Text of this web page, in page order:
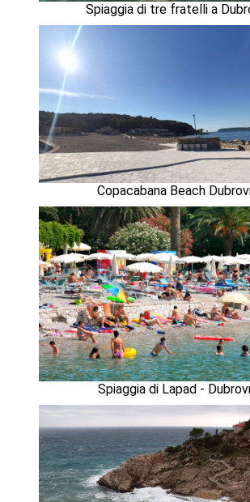
Spiaggia di tre fratelli a
Copacabana Beach
Spiaggia di Lapad -